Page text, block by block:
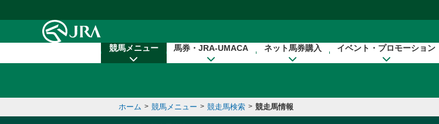
競馬メニュー 馬券・JRA-UMACA ネット馬券購入 イベント・プロモーション
ホーム > 競馬メニュー > 競走馬検索 > 競走馬情報